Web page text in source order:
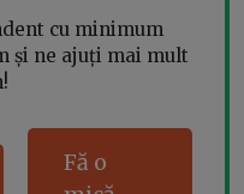
cu minimum
și ne ajuți mai mult
Fă o